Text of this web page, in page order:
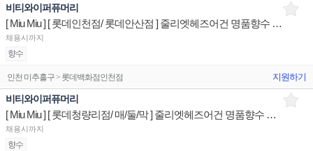
비티와이퍼퓨머리
[ Miu Miu ] [ 롯데인천점/ 롯데안산점 ] 줄리엣헤즈어건 명품향수 제품디스플레이 판매직원
채용시까지
향수
인천 미추홀구 > 롯데백화점인천점 지원하기
비티와이퍼퓨머리
[ Miu Miu ] [ 롯데청량리점/ 매/둘/막 ] 줄리엣헤즈어건 명품향수 제품디스플레이 판매직원
채용시까지
향수